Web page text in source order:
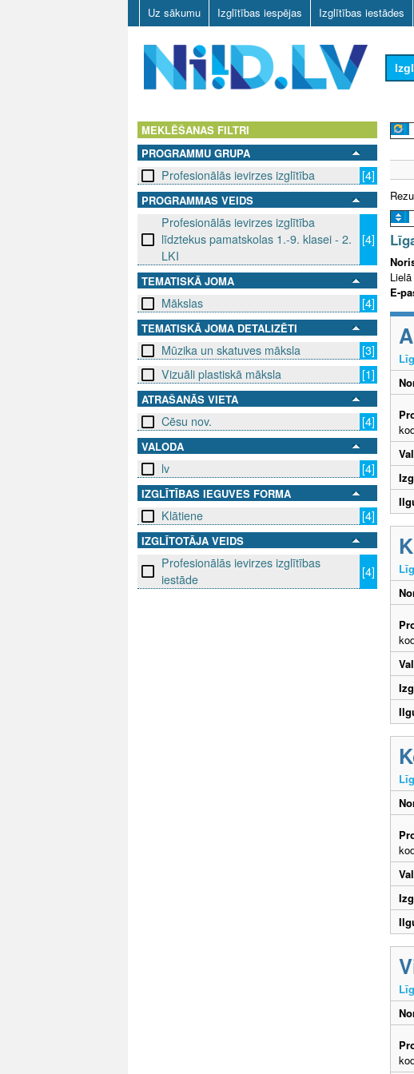
Uz sākumu Izglītības iespējas Izglītības iestādes
D
L
V
MEKLĒŠANAS FILTRI
PROGRAMMU GRUPA
Profesionālās ievirzes izglītība [4]
PROGRAMMAS VEIDS
Profesionālās ievirzes izglītība
līdztekus pamatskolas 1.-9. klasei - 2.
LKI
[4]
TEMATISKĀ JOMA
Mākslas [4]
TEMATISKĀ JOMA DETALIZĒTI
Mūzika un skatuves māksla
[3]
Vizuāli plastiskā māksla
[1]
ATRAŠANĀS VIETA
Cēsu nov. [4]
VALODA
lv [4]
IZGLĪTĪBAS IEGUVES FORMA
Klātiene [4]
IZGLĪTOTĀJA VEIDS
Profesionālās ievirzes izglītības
iestāde
[4]
E-